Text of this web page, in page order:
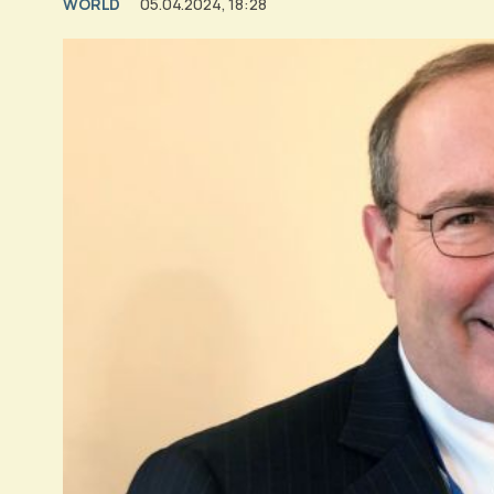
WORLD 05.04.2024, 18:28